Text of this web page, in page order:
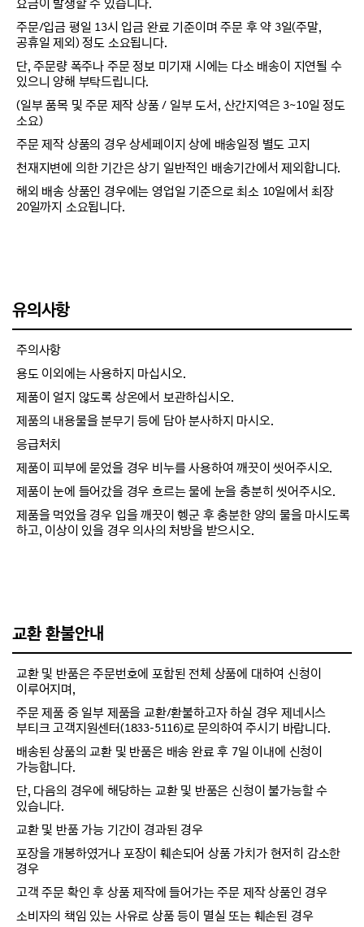
요금이 발생할 수 있습니다.
주문/입금 평일 13시 입금 완료 기준이며 주문 후 약 3일(주말,
공휴일 제외) 정도 소요됩니다.
단, 주문량 폭주나 주문 정보 미기재 시에는 다소 배송이 지연될 수
있으니 양해 부탁드립니다.
(일부 품목 및 주문 제작 상품 / 일부 도서, 산간지역은 3~10일 정도
소요)
주문 제작 상품의 경우 상세페이지 상에 배송일정 별도 고지
천재지변에 의한 기간은 상기 일반적인 배송기간에서 제외합니다.
해외 배송 상품인 경우에는 영업일 기준으로 최소 10일에서 최장
20일까지 소요됩니다.
유의사항
주의사항
용도 이외에는 사용하지 마십시오.
제품이 얼지 않도록 상온에서 보관하십시오.
제품의 내용물을 분무기 등에 담아 분사하지 마시오.
응급처치
제품이 피부에 묻었을 경우 비누를 사용하여 깨끗이 씻어주시오.
제품이 눈에 들어갔을 경우 흐르는 물에 눈을 충분히 씻어주시오.
제품을 먹었을 경우 입을 깨끗이 헹군 후 충분한 양의 물을 마시도록
하고, 이상이 있을 경우 의사의 처방을 받으시오.
교환 환불안내
교환 및 반품은 주문번호에 포함된 전체 상품에 대하여 신청이
이루어지며,
주문 제품 중 일부 제품을 교환/환불하고자 하실 경우 제네시스
부티크 고객지원센터(1833-5116)로 문의하여 주시기 바랍니다.
배송된 상품의 교환 및 반품은 배송 완료 후 7일 이내에 신청이
가능합니다.
단, 다음의 경우에 해당하는 교환 및 반품은 신청이 불가능할 수
있습니다.
교환 및 반품 가능 기간이 경과된 경우
포장을 개봉하였거나 포장이 훼손되어 상품 가치가 현저히 감소한
경우
고객 주문 확인 후 상품 제작에 들어가는 주문 제작 상품인 경우
소비자의 책임 있는 사유로 상품 등이 멸실 또는 훼손된 경우